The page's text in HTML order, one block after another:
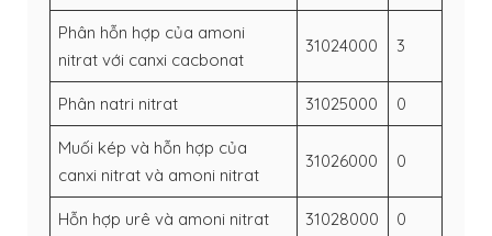
Phân hỗn hợp của amoni
nitrat với canxi cacbonat
31024000 3
Phân natri nitrat 31025000 0
Muối kép và hỗn hợp của
canxi nitrat và amoni nitrat
31026000 0
Hỗn hợp urê và amoni nitrat 31028000 0